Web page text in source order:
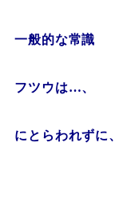
一般的な常識
フツウは…、
にとらわれずに